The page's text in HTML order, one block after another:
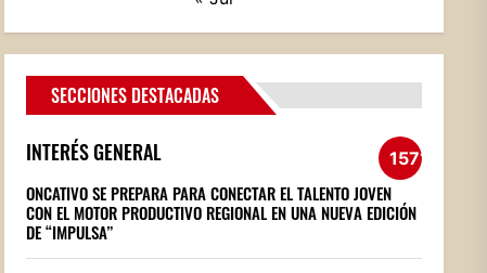
SECCIONES DESTACADAS
INTERÉS GENERAL 1571
ONCATIVO SE PREPARA PARA CONECTAR EL TALENTO JOVEN
CON EL MOTOR PRODUCTIVO REGIONAL EN UNA NUEVA EDICIÓN
DE “IMPULSA”